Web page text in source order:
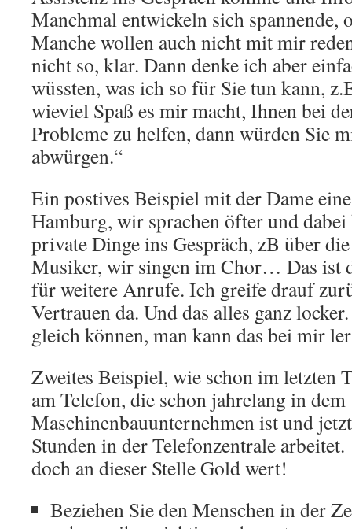
Manchmal entwickeln sich spannende,
Manche wollen auch nicht mit mir
nicht so, klar. Dann denke ich aber
wüssten, was ich so für Sie tun kann,
wieviel Spaß es mir macht, Ihnen bei
Probleme zu helfen, dann würden Sie
abwürgen.“
Ein postives Beispiel mit der Dame
Hamburg, wir sprachen öfter und
private Dinge ins Gespräch, zB über
Musiker, wir singen im Chor… Das ist
für weitere Anrufe. Ich greife drauf
Vertrauen da. Und das alles ganz
gleich können, man kann das bei mir
Zweites Beispiel, wie schon im letzten
am Telefon, die schon jahrelang in dem
Maschinenbauunternehmen ist und
Stunden in der Telefonzentrale
doch an dieser Stelle Gold wert!
Beziehen Sie den Menschen in der